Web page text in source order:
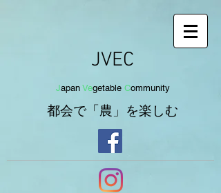
JVEC
Japan Vegetable Community
都会で「農」を楽しむ